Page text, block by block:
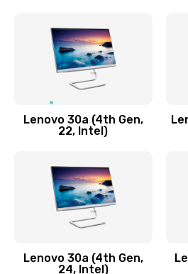
Чистка от пыли
Ремонт
Заказать
Lenovo 30a (4th Gen,
22, Intel)
Lenovo 30a (4th Gen,
24, Intel)